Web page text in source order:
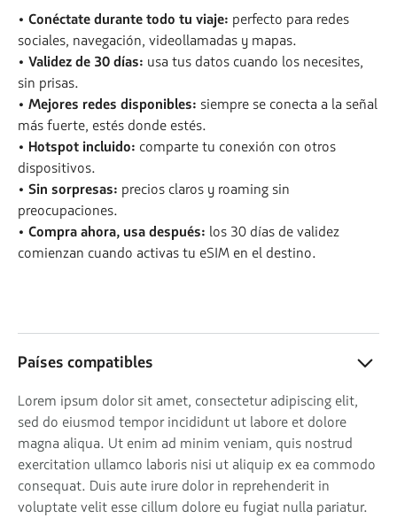
• Conéctate durante todo tu viaje: perfecto para redes
sociales, navegación, videollamadas y mapas.
• Validez de 30 días: usa tus datos cuando los necesites,
sin prisas.
• Mejores redes disponibles: siempre se conecta a la señal
más fuerte, estés donde estés.
• Hotspot incluido: comparte tu conexión con otros
dispositivos.
• Sin sorpresas: precios claros y roaming sin
preocupaciones.
• Compra ahora, usa después: los 30 días de validez
comienzan cuando activas tu eSIM en el destino.
Países compatibles
Lorem ipsum dolor sit amet, consectetur adipiscing elit,
sed do eiusmod tempor incididunt ut labore et dolore
magna aliqua. Ut enim ad minim veniam, quis nostrud
exercitation ullamco laboris nisi ut aliquip ex ea commodo
consequat. Duis aute irure dolor in reprehenderit in
voluptate velit esse cillum dolore eu fugiat nulla pariatur.